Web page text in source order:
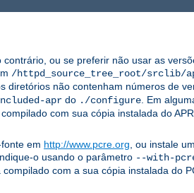
ou se preferir não usar as
/httpd_source_tree_root/srclib/
diretórios não contenham números de
apr do ./configure . Em
com sua cópia instalada do APR
em http://www.pcre.org , ou instale
o usando o parâmetro --with-
com a sua cópia instalada do